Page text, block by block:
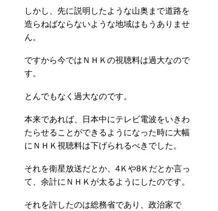
しかし、先に説明したような山奥まで道路を
造らねばならないような地域はもうありませ
ん。
ですから今ではＮＨＫの視聴料は過大なので
す。
とんでもなく過大なのです。
本来であれば、日本中にテレビ電波をいきわ
たらせることができるようになった時に大幅
にＮＨＫ視聴料は下げられるべきでした。
それを衛星放送だとか、4Ｋや8Ｋだとか言っ
て、余計にＮＨＫが太るようにしたのです。
それを許したのは総務省であり、政治家で